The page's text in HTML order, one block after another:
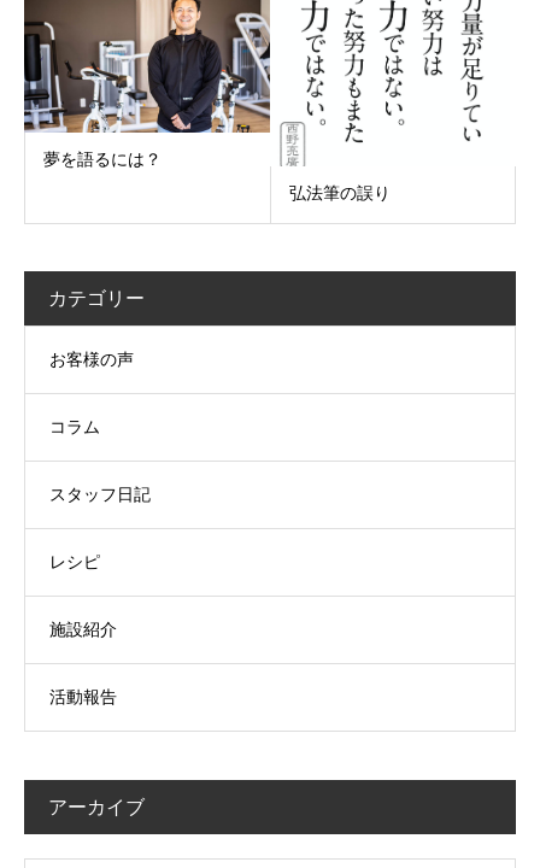
夢を語るには？
弘法筆の誤り
カテゴリー
お客様の声
コラム
スタッフ日記
レシピ
施設紹介
活動報告
アーカイブ